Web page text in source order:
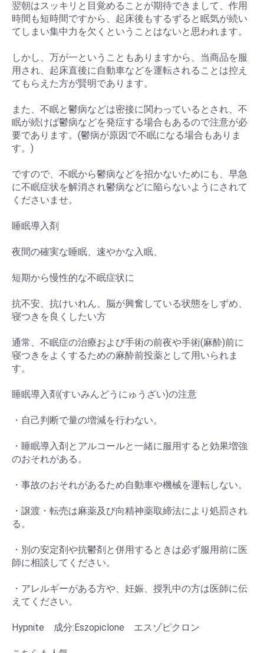
翌朝はスッキリと目覚めることが期待できまして、作用
時間も短時間ですから、起床後もするずると眠気が続い
てしまい集中力を欠くということはないと思われます。
しかし、万が一ということもありますから、当商品を服
用され、起床直後に自動車などを運転されることは控え
てもらえた方が賢明であります。
また、不眠と鬱病などは密接に関わっているとされ、不
眠が続けば鬱病などを発症する場合もあるので注意が必
要であります。(鬱病が原因で不眠になる場合もありま
す。)
ですので、不眠から鬱病などを招かないためにも、早急
に不眠症状を解消され鬱病などに陥らないようにされて
くださいませ。
睡眠導入剤
夜間の確実な睡眠、速やかな入眠、
短期から慢性的な不眠症状に
抗不安、抗けいれん、脳が興奮している状態をしずめ、
寝つきを良くしたい方
通常、不眠症の治療および手術の前夜や手術(麻酔)前に
寝つきをよくするための麻酔前投薬として用いられま
す。
睡眠導入剤(すいみんどうにゅうざい)の注意
・自己判断で量の増減を行わない。
・睡眠導入剤とアルコールと一緒に服用すると効果増強
のおそれがある。
・事故のおそれがあるため自動車や機械を運転しない。
・譲渡・転売は麻薬及び向精神薬取締法により処罰され
る。
・別の安定剤や抗鬱剤と併用するときは必ず服用前に医
師に相談してください。
・アレルギーがある方や、妊娠、授乳中の方は医師に伝
えてください。
Hypnite 成分:Eszopiclone エスゾピクロン